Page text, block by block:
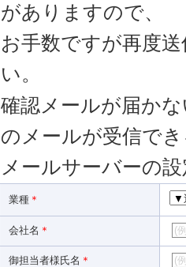
がありますので、
お手数ですが再度
い。
確認メールが届か
のメールが受信で
メールサーバーの
業種 ＊
会社名 ＊
御担当者様氏名 ＊